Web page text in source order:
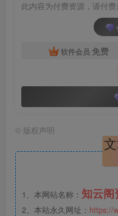
此内容为付费资源，请付费
软件会员 免费
© 版权声明
1、本网站名称： 知云
2、本站永久网址： https://